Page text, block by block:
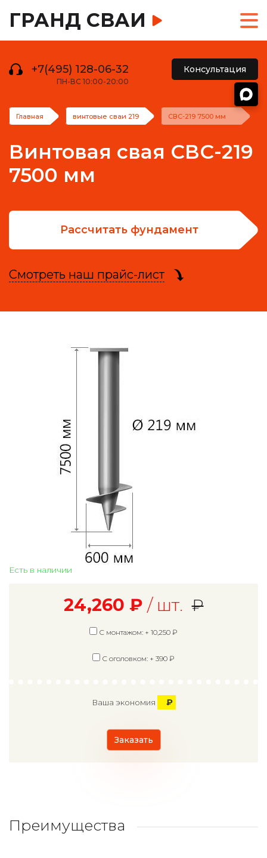
ГРАНД СВАИ
+7(495) 128-06-32
ПН-ВС 10:00-20:00
Консультация
Главная винтовые сваи 219 СВС-219 7500 мм
Винтовая свая СВС-219
7500 мм
Рассчитать фундамент
Смотреть наш прайс-лист
Есть в наличии
24,260 ₽ / шт. ₽
С монтажом: + 10,250 ₽
С оголовком: + 390 ₽
Ваша экономия ₽
Заказать
Преимущества